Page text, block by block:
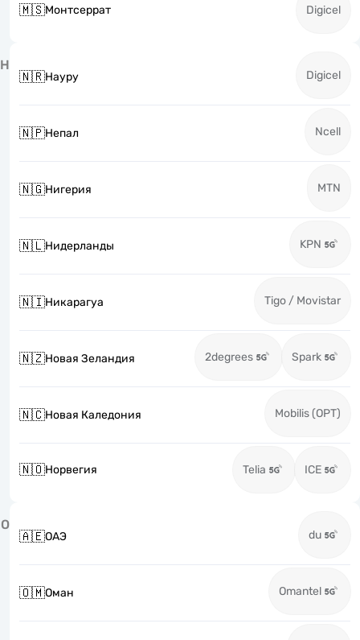
🇲🇸Монтсеррат Digicel
Н
🇳🇷Науру Digicel
🇳🇵Непал Ncell
🇳🇬Нигерия MTN
🇳🇱Нидерланды KPN
🇳🇮Никарагуа Tigo / Movistar
🇳🇿Новая Зеландия 2degrees Spark
🇳🇨Новая Каледония Mobilis (OPT)
🇳🇴Норвегия Telia ICE
О
🇦🇪ОАЭ du
🇴🇲Оман Omantel